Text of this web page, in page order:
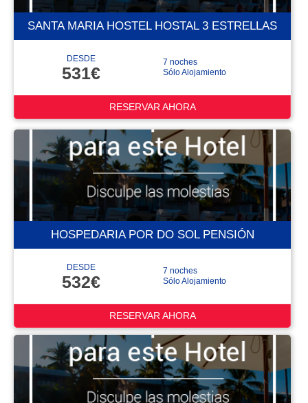
SANTA MARIA HOSTEL HOSTAL 3 ESTRELLAS
DESDE
531€
7 noches
Sólo Alojamiento
RESERVAR AHORA
HOSPEDARIA POR DO SOL PENSIÓN
DESDE
532€
7 noches
Sólo Alojamiento
RESERVAR AHORA